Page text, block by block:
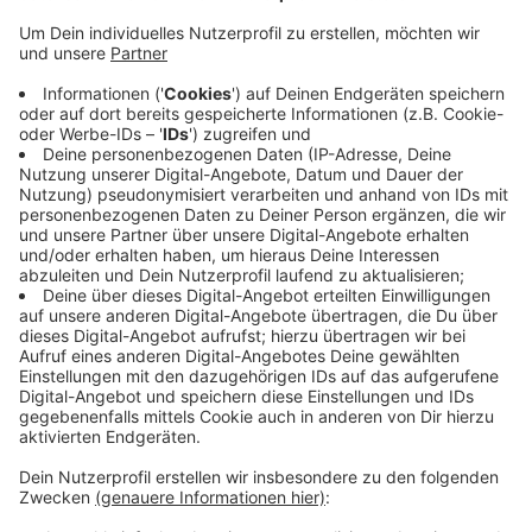
Anzeige
Denn: Durch die engen Schulbusse am Morgen kann
sich das Coronavirus leicht verbreiten. Wer eine Maske
trägt, verhindert damit also, dass die Schulen wieder
geschlossen werden.
Um diesen Gedanken möglichst an alle Fahrgäste
heranzutragen, haben die Schüler jetzt Plakate zu dem
Thema entwickelt. Sie wurden am Freitag an der
Schule vorgestellt. Die Wupsi will sie jetzt in den
Bussen der Stadt aushängen, heißt es.
Anzeige